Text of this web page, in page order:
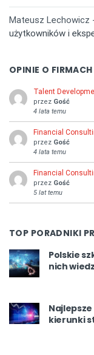
Mateusz Lechowicz
użytkowników i
OPINIE O
Talent
przez Gość
4 lata temu
Financial
przez Gość
4 lata temu
Financial
przez Gość
5 lat temu
TOP PORADNIKI
Polskie
nich
kierunki